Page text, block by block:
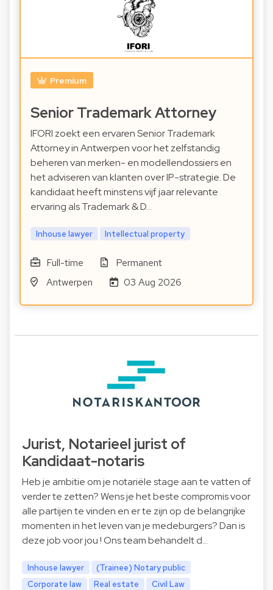
Premium
Senior Trademark Attorney
IFORI zoekt een ervaren Senior Trademark
Attorney in Antwerpen voor het zelfstandig
beheren van merken- en modellendossiers en
het adviseren van klanten over IP-strategie. De
kandidaat heeft minstens vijf jaar relevante
ervaring als Trademark & D…
Inhouse lawyer Intellectual property
Full-time
Permanent
Antwerpen
03 Aug 2026
Jurist, Notarieel jurist of
Kandidaat-notaris
Heb je ambitie om je notariële stage aan te vatten of
verder te zetten? Wens je het beste compromis voor
alle partijen te vinden en er te zijn op de belangrijke
momenten in het leven van je medeburgers? Dan is
deze job voor jou ! Ons team behandelt d…
Inhouse lawyer
(Trainee) Notary public
Corporate law
Real estate Civil Law